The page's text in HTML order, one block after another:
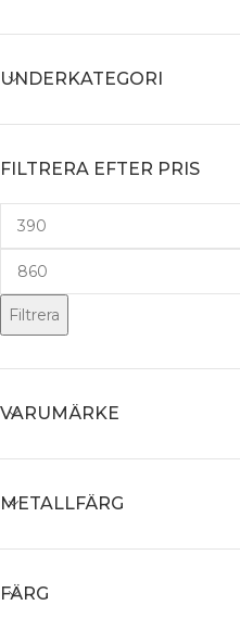
UNDERKATEGORI
FILTRERA EFTER PRIS
Filtrera
VARUMÄRKE
METALLFÄRG
FÄRG